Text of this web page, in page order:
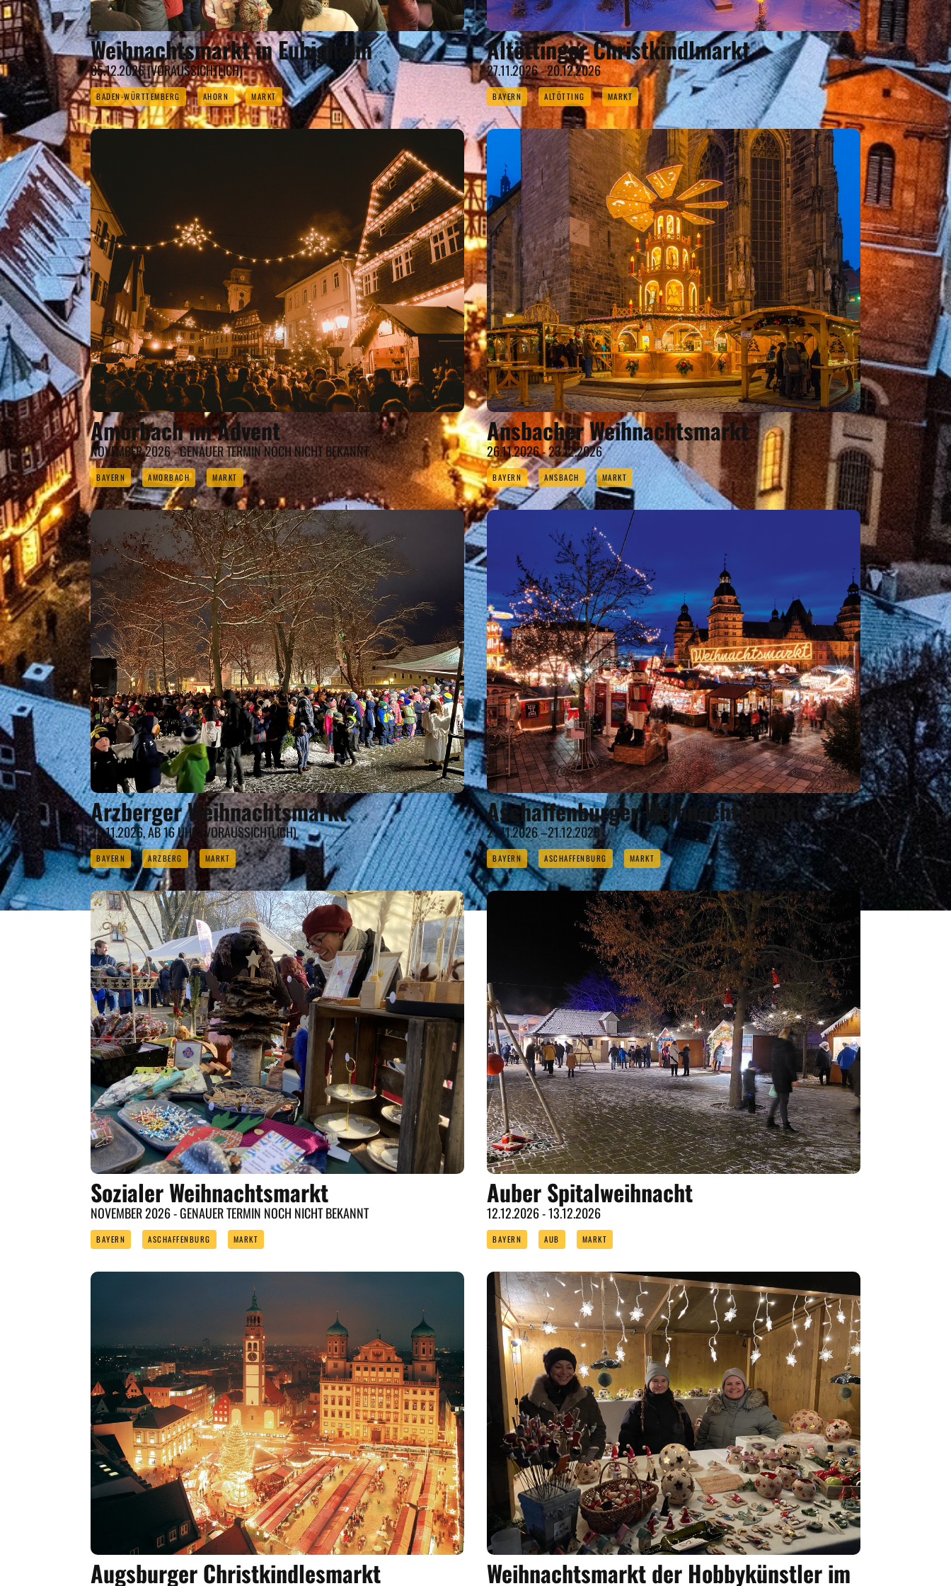
Weihnachtsmarkt in Eubigheim
05.12.2026 (VORAUSSICHTLICH)
BADEN-WÜRTTEMBERG AHORN MARKT
Altöttinger Christkindlmarkt
27.11.2026 - 20.12.2026
BAYERN ALTÖTTING MARKT
Amorbach im Advent
NOVEMBER 2026 - GENAUER TERMIN NOCH NICHT BEKANNT
BAYERN AMORBACH MARKT
Ansbacher Weihnachtsmarkt
26.11.2026 - 23.12.2026
BAYERN ANSBACH MARKT
Arzberger Weihnachtsmarkt
28.11.2026, AB 16 UHR (VORAUSSICHTLICH)
BAYERN ARZBERG MARKT
Aschaffenburger Weihnachtsmarkt
21.11.2026 –21.12.2026
BAYERN ASCHAFFENBURG MARKT
Sozialer Weihnachtsmarkt
NOVEMBER 2026 - GENAUER TERMIN NOCH NICHT BEKANNT
BAYERN ASCHAFFENBURG MARKT
Auber Spitalweihnacht
12.12.2026 - 13.12.2026
BAYERN AUB MARKT
Augsburger Christkindlesmarkt Weihnachtsmarkt der Hobbykünstler im